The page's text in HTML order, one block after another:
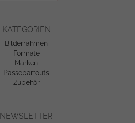
KATEGORIEN
Bilderrahmen
Formate
Marken
Passepartouts
Zubehör
NEWSLETTER